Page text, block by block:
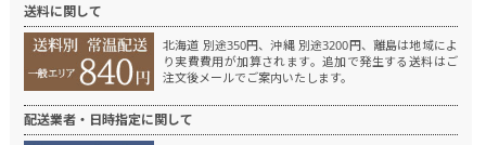
送料に関して
北海道 別途350円、沖縄 別途3200円、離島は地域によ
り実費費用が加算されます。 追加で発生する送料はご
注文後メールでご案内いたします。
配送業者・日時指定に関して